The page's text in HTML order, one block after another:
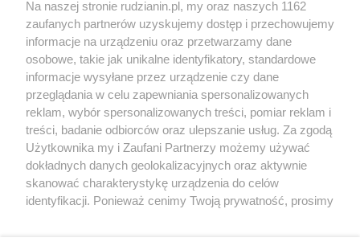
Wydawca mediów lokalnych
Nie zapomnij
zapoznać się z:
polityką prywatności regulamin korzystania z portali
Twojemiasto
Piekary Śląskie
Chorzów
Tarnowskie Góry
Skontakuj sięz nami
Kontakt
Wydawca
Redakcja
Na naszej stronie rudzianin.pl, my oraz naszych 1162
zaufanych partnerów uzyskujemy dostęp i przechowujemy
informacje na urządzeniu oraz przetwarzamy dane
osobowe, takie jak unikalne identyfikatory, standardowe
informacje wysyłane przez urządzenie czy dane
przeglądania w celu zapewniania spersonalizowanych
reklam, wybór spersonalizowanych treści, pomiar reklam i
treści, badanie odbiorców oraz ulepszanie usług. Za zgodą
Użytkownika my i Zaufani Partnerzy możemy używać
dokładnych danych geolokalizacyjnych oraz aktywnie
skanować charakterystykę urządzenia do celów
identyfikacji. Ponieważ cenimy Twoją prywatność, prosimy